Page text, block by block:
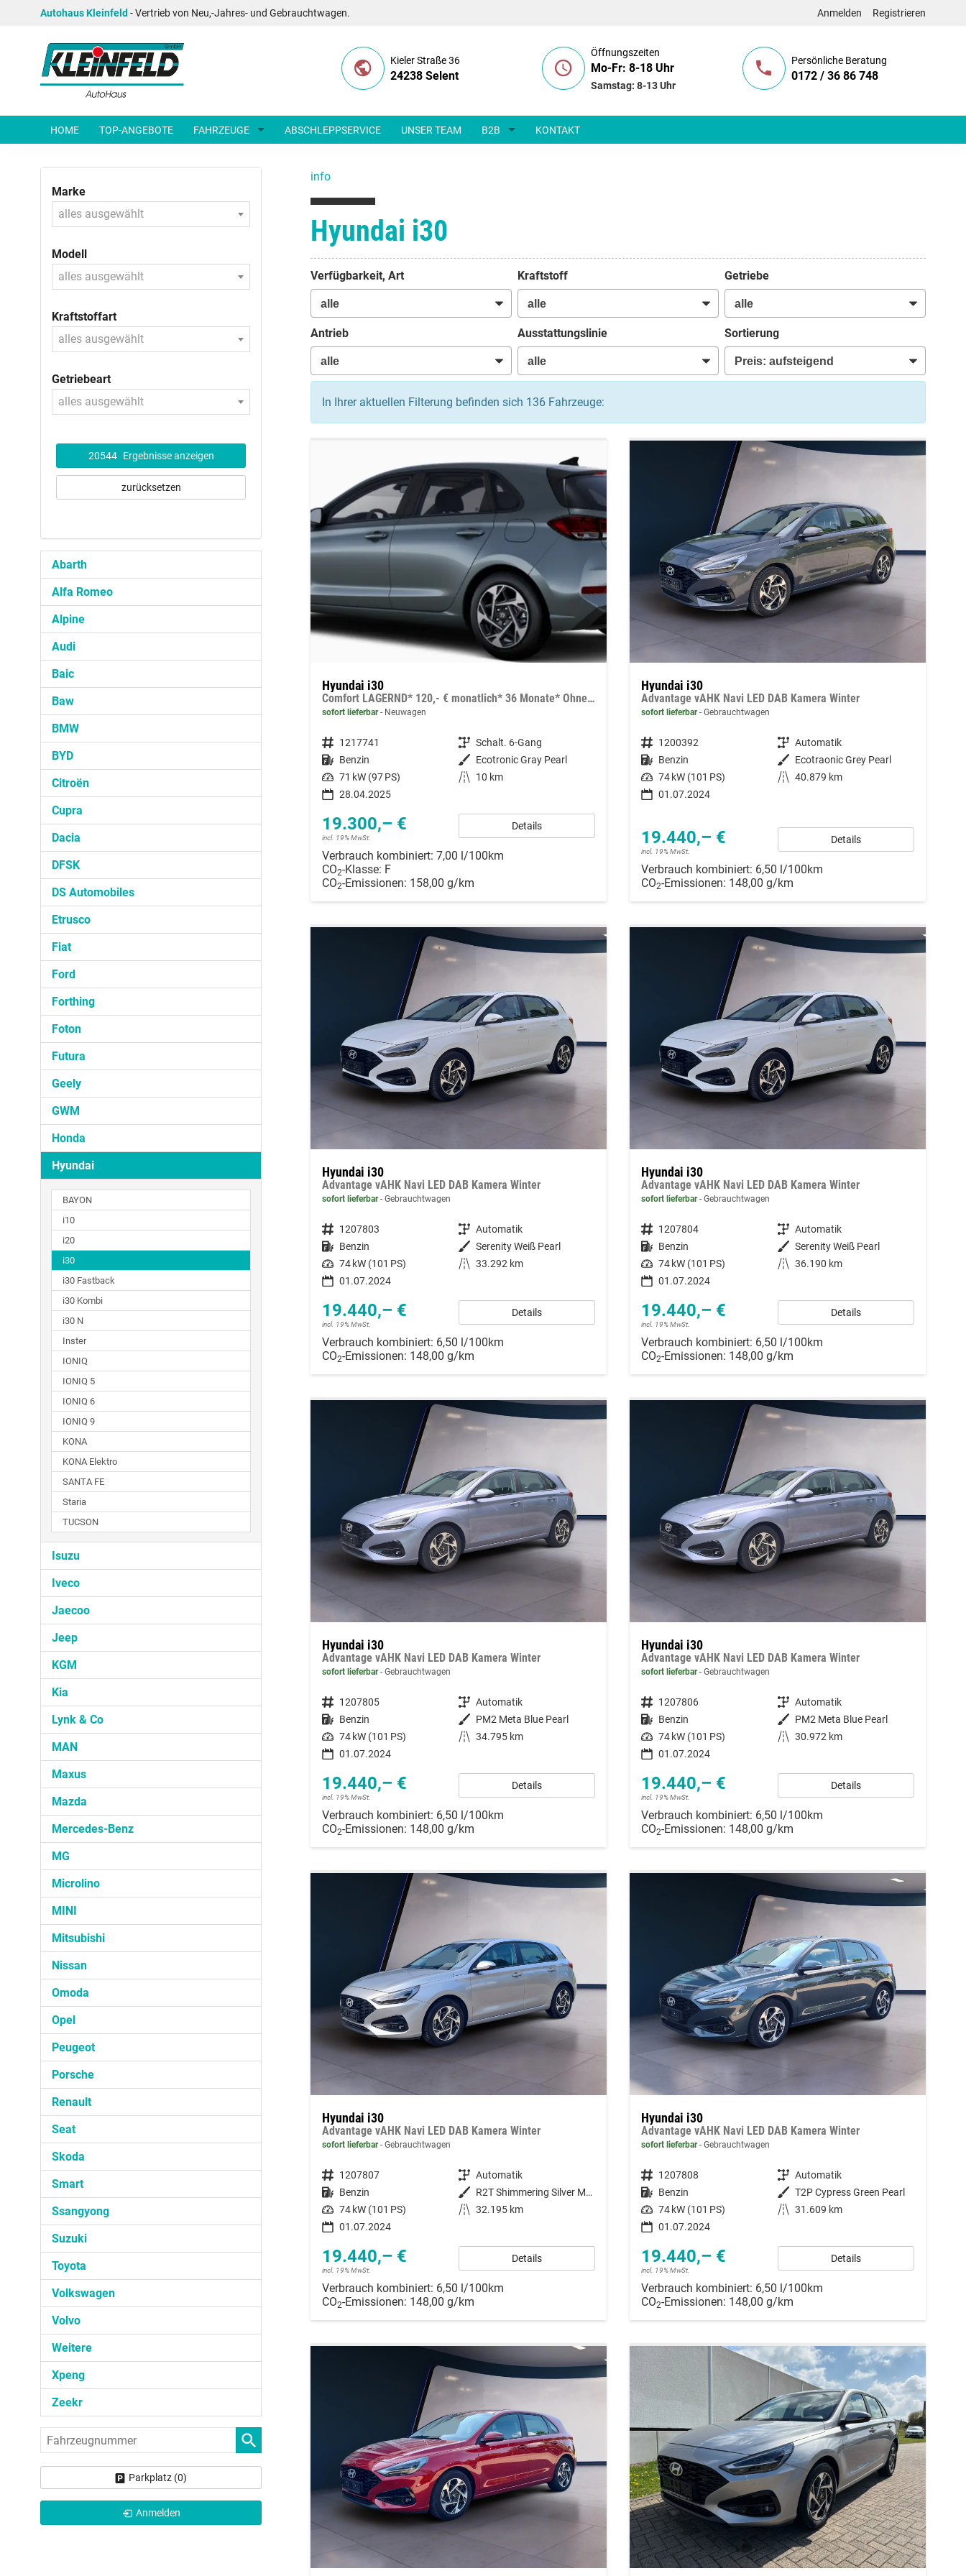
Autohaus Kleinfeld - Vertrieb von Neu,-Jahres- und Gebrauchtwagen. Anmelden Registrieren
Kieler Straße 36
24238 Selent
Öffnungszeiten
Mo-Fr: 8-18 Uhr
Samstag: 8-13 Uhr
Persönliche Beratung
0172 / 36 86 748
HOME TOP-ANGEBOTE FAHRZEUGE ABSCHLEPPSERVICE UNSER TEAM B2B KONTAKT
info
Hyundai i30
Verfügbarkeit, Art Kraftstoff Getriebe
Antrieb Ausstattungslinie Sortierung
In Ihrer aktuellen Filterung befinden sich 136Fahrzeuge:
Hyundai i30
Comfort LAGERND* 120,- € monatlich* 36 Monate* Ohne Kilometerbegrenzung*
sofort lieferbar Neuwagen
Fahrzeugnummer 1217741 Getriebe Schalt. 6-Gang
Kraftstoff Benzin Außenfarbe Ecotronic Gray Pearl
Leistung 71 kW (97 PS) Kilometerstand
10 km
28.04.2025
19.300,– €
incl. 19% MwSt.
Details
Verbrauch kombiniert: 7,00 l/100km
CO2-Klasse: F
CO2-Emissionen: 158,00 g/km
Hyundai i30
Advantage vAHK Navi LED DAB Kamera Winter
sofort lieferbar Gebrauchtwagen
Fahrzeugnummer 1200392 Getriebe Automatik
Kraftstoff Benzin Außenfarbe Ecotraonic Grey Pearl
Leistung 74 kW (101 PS) Kilometerstand 40.879 km
01.07.2024
19.440,– €
incl. 19% MwSt.
Details
Verbrauch kombiniert: 6,50 l/100km
CO2-Emissionen: 148,00 g/km
Hyundai i30
Advantage vAHK Navi LED DAB Kamera Winter
sofort lieferbar Gebrauchtwagen
Fahrzeugnummer 1207803 Getriebe Automatik
Kraftstoff Benzin Außenfarbe Serenity Weiß Pearl
Leistung 74 kW (101 PS) Kilometerstand 33.292 km
01.07.2024
19.440,– €
incl. 19% MwSt.
Details
Verbrauch kombiniert: 6,50 l/100km
CO2-Emissionen: 148,00 g/km
Hyundai i30
Advantage vAHK Navi LED DAB Kamera Winter
sofort lieferbar Gebrauchtwagen
Fahrzeugnummer 1207804 Getriebe Automatik
Kraftstoff Benzin Außenfarbe Serenity Weiß Pearl
Leistung 74 kW (101 PS) Kilometerstand 36.190 km
01.07.2024
19.440,– €
incl. 19% MwSt.
Details
Verbrauch kombiniert: 6,50 l/100km
CO2-Emissionen: 148,00 g/km
Hyundai i30
Advantage vAHK Navi LED DAB Kamera Winter
sofort lieferbar Gebrauchtwagen
Fahrzeugnummer 1207805 Getriebe Automatik
Kraftstoff Benzin Außenfarbe PM2 Meta Blue Pearl
Leistung 74 kW (101 PS) Kilometerstand 34.795 km
01.07.2024
19.440,– €
incl. 19% MwSt.
Details
Verbrauch kombiniert: 6,50 l/100km
CO2-Emissionen: 148,00 g/km
Hyundai i30
Advantage vAHK Navi LED DAB Kamera Winter
sofort lieferbar Gebrauchtwagen
Fahrzeugnummer 1207806 Getriebe Automatik
Kraftstoff Benzin Außenfarbe PM2 Meta Blue Pearl
Leistung 74 kW (101 PS) Kilometerstand 30.972 km
01.07.2024
19.440,– €
incl. 19% MwSt.
Details
Verbrauch kombiniert: 6,50 l/100km
CO2-Emissionen: 148,00 g/km
Hyundai i30
Advantage vAHK Navi LED DAB Kamera Winter
sofort lieferbar Gebrauchtwagen
Fahrzeugnummer 1207807 Getriebe Automatik
Kraftstoff Benzin Außenfarbe
R2T Shimmering Silver Metallic
Leistung 74 kW (101 PS) Kilometerstand 32.195 km
01.07.2024
19.440,– €
incl. 19% MwSt.
Details
Verbrauch kombiniert: 6,50 l/100km
CO2-Emissionen: 148,00 g/km
Hyundai i30
Advantage vAHK Navi LED DAB Kamera Winter
sofort lieferbar Gebrauchtwagen
Fahrzeugnummer 1207808 Getriebe Automatik
Kraftstoff Benzin Außenfarbe T2P Cypress Green Pearl
Leistung 74 kW (101 PS) Kilometerstand 31.609 km
01.07.2024
19.440,– €
incl. 19% MwSt.
Details
Verbrauch kombiniert: 6,50 l/100km
CO2-Emissionen: 148,00 g/km
Marke
alles ausgewählt
Modell
alles ausgewählt
Kraftstoffart
alles ausgewählt
Getriebeart
alles ausgewählt
20544 Ergebnisse anzeigen
zurücksetzen
Abarth
Alfa Romeo
Alpine
Audi
Baic
Baw
BMW
BYD
Citroën
Cupra
Dacia
DFSK
DS Automobiles
Etrusco
Fiat
Ford
Forthing
Foton
Futura
Geely
GWM
Honda
Hyundai
BAYON
i10
i20
i30
i30 Fastback
i30 Kombi
i30 N
Inster
IONIQ
IONIQ 5
IONIQ 6
IONIQ 9
KONA
KONA Elektro
SANTA FE
Staria
TUCSON
Isuzu
Iveco
Jaecoo
Jeep
KGM
Kia
Lynk & Co
MAN
Maxus
Mazda
Mercedes-Benz
MG
Microlino
MINI
Mitsubishi
Nissan
Omoda
Opel
Peugeot
Porsche
Renault
Seat
Skoda
Smart
Ssangyong
Suzuki
Toyota
Volkswagen
Volvo
Weitere
Xpeng
Zeekr
Fahrzeugnummer
Parkplatz (0)
Anmelden